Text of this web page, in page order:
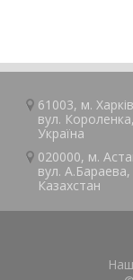
61003, м.Харків
вул.
Україна
020000, м.
вул. А.Барaeва,
Казaxcтан